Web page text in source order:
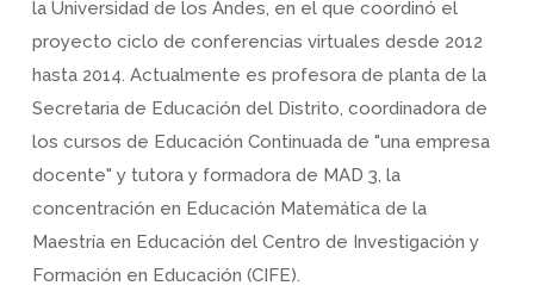
la Universidad de los Andes, en el que coordinó el
proyecto ciclo de conferencias virtuales desde 2012
hasta 2014. Actualmente es profesora de planta de la
Secretaria de Educación del Distrito, coordinadora de
los cursos de Educación Continuada de "una empresa
docente" y tutora y formadora de MAD 3, la
concentración en Educación Matemática de la
Maestría en Educación del Centro de Investigación y
Formación en Educación (CIFE).